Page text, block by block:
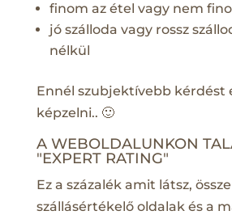
finom az étel vagy nem
jó szálloda vagy rossz
nélkül
Ennél szubjektívebb kérdést
képzelni.. 🙂
A WEBOLDALUNKON
"EXPERT RATING"
Ez a százalék amit látsz,
szállásértékelő oldalak és a